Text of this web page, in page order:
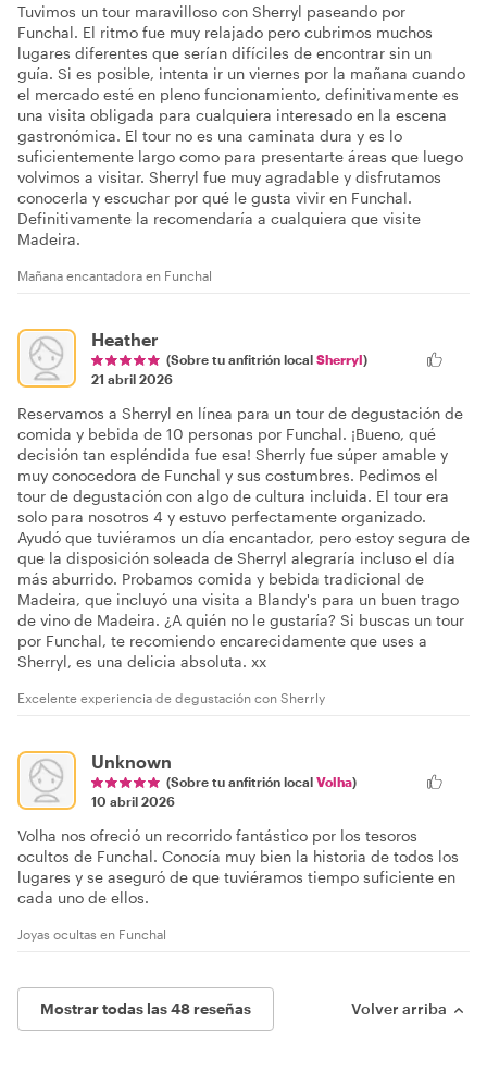
Tuvimos un tour maravilloso con Sherryl paseando por
Funchal. El ritmo fue muy relajado pero cubrimos muchos
lugares diferentes que serían difíciles de encontrar sin un
guía. Si es posible, intenta ir un viernes por la mañana cuando
el mercado esté en pleno funcionamiento, definitivamente es
una visita obligada para cualquiera interesado en la escena
gastronómica. El tour no es una caminata dura y es lo
suficientemente largo como para presentarte áreas que luego
volvimos a visitar. Sherryl fue muy agradable y disfrutamos
conocerla y escuchar por qué le gusta vivir en Funchal.
Definitivamente la recomendaría a cualquiera que visite
Madeira.
Mañana encantadora en Funchal
Heather
(Sobre tu anfitrión local Sherryl)
21 abril 2026
Reservamos a Sherryl en línea para un tour de degustación de
comida y bebida de 10 personas por Funchal. ¡Bueno, qué
decisión tan espléndida fue esa! Sherrly fue súper amable y
muy conocedora de Funchal y sus costumbres. Pedimos el
tour de degustación con algo de cultura incluida. El tour era
solo para nosotros 4 y estuvo perfectamente organizado.
Ayudó que tuviéramos un día encantador, pero estoy segura de
que la disposición soleada de Sherryl alegraría incluso el día
más aburrido. Probamos comida y bebida tradicional de
Madeira, que incluyó una visita a Blandy's para un buen trago
de vino de Madeira. ¿A quién no le gustaría? Si buscas un tour
por Funchal, te recomiendo encarecidamente que uses a
Sherryl, es una delicia absoluta. xx
Excelente experiencia de degustación con Sherrly
Unknown
(Sobre tu anfitrión local Volha)
10 abril 2026
Volha nos ofreció un recorrido fantástico por los tesoros
ocultos de Funchal. Conocía muy bien la historia de todos los
lugares y se aseguró de que tuviéramos tiempo suficiente en
cada uno de ellos.
Joyas ocultas en Funchal
Mostrar todas las 48 reseñas Volver arriba